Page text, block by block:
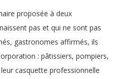
proposée à deux
pas et qui ne sont pas
gastronomes affirmés, ils
: pâtissiers, pompiers,
casquette professionnelle